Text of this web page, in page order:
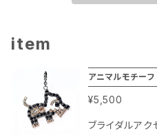
item
アニマルモチー
¥5,500
ブライダルアク